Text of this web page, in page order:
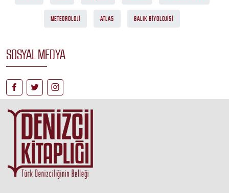
METEOROLOJI ATLAS BALIK BIYOLOJISI
SOSYAL MEDYA